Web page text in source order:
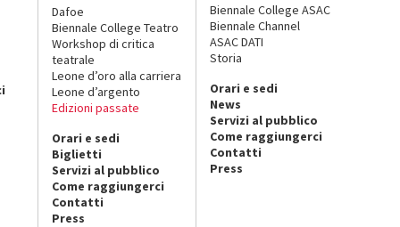
Dafoe
Biennale College Teatro
Workshop di critica
teatrale
Leone d’oro alla carriera
Leone d’argento
Edizioni passate
Orari e sedi
Biglietti
Servizi al pubblico
Come raggiungerci
Contatti
Press
Biennale College ASAC
Biennale Channel
ASAC DATI
Storia
Orari e sedi
News
Servizi al pubblico
Come raggiungerci
Contatti
Press